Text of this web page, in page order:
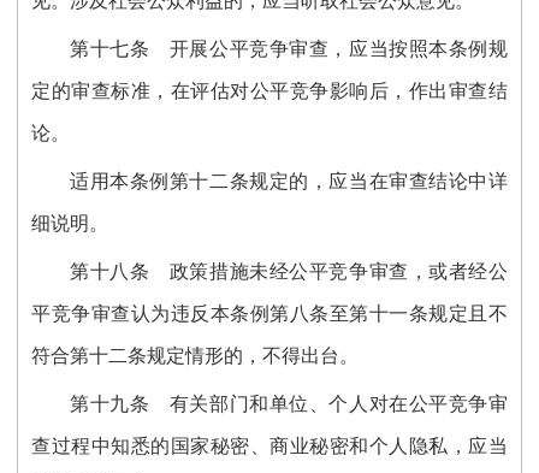
第十七条 开展公平竞争审查，应当按照本条例规
定的审查标准，在评估对公平竞争影响后，作出审查结
论。
适用本条例第十二条规定的，应当在审查结论中详
细说明。
第十八条 政策措施未经公平竞争审查，或者经公
平竞争审查认为违反本条例第八条至第十一条规定且不
符合第十二条规定情形的，不得出台。
第十九条 有关部门和单位、个人对在公平竞争审
查过程中知悉的国家秘密、商业秘密和个人隐私，应当